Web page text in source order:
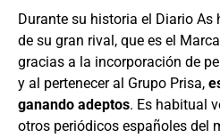
Durante su historia el Diario As
de su gran rival, que es el
gracias a la incorporación de
y al pertenecer al Grupo Prisa,
ganando adeptos. Es habitual
otros periódicos españoles del